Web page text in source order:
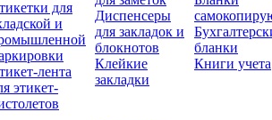
для
и
лента
этикет-
Диспенсеры
для закладок и
блокнотов
Клейкие
закладки
бланки
Книги учета